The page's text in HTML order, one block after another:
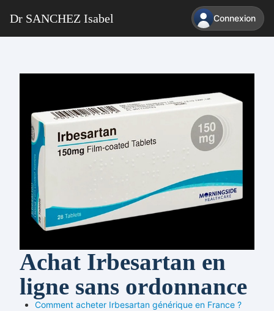
Dr SANCHEZ Isabel Connexion
Achat Irbesartan en
ligne sans ordonnance
Comment acheter Irbesartan générique en France ?